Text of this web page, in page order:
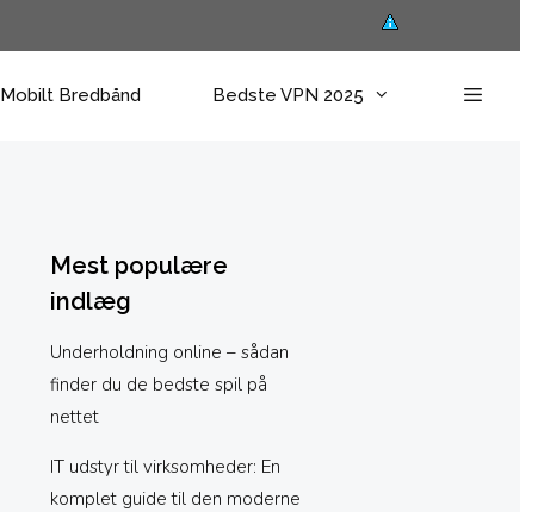
Mobilt Bredbånd Bedste VPN 2025
Mest populære
indlæg
Underholdning online – sådan
finder du de bedste spil på
nettet
IT udstyr til virksomheder: En
komplet guide til den moderne